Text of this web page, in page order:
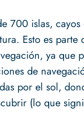
700 islas,
Esto es
ya que
de
por el sol,
(lo que